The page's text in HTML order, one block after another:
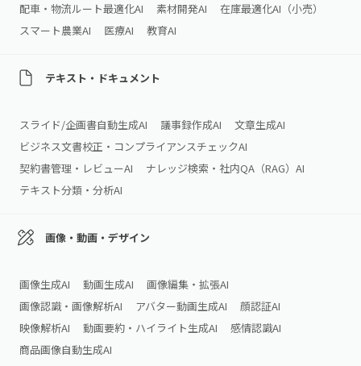
配車・物流ルート最適化AI
素材開発AI
在庫最適化AI（小売）
スマート農業AI
医療AI 教育AI
テキスト・ドキュメント
スライド/企画書自動生成AI 議事録作成AI
文章生成AI
ビジネス文書校正・コンプライアンスチェックAI
契約書管理・レビューAI
ナレッジ検索・社内QA（RAG）AI
テキスト分類・分析AI
画像・動画・デザイン
画像生成AI 動画生成AI
画像編集・拡張AI
画像認識・画像解析AI
アバター動画生成AI
顔認証AI
映像解析AI
動画要約・ハイライト生成AI
感情認識AI
商品画像自動生成AI